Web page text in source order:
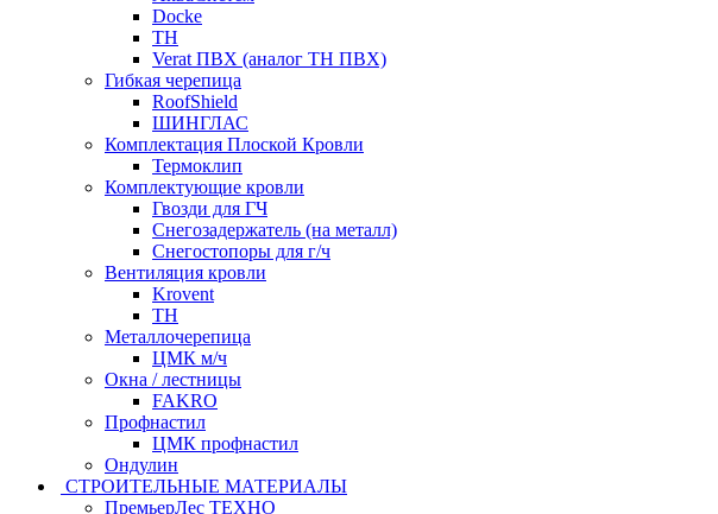
Docke
ТН
Verat ПВХ (аналог ТН ПВХ)
Гибкая черепица
RoofShield
ШИНГЛАС
Комплектация Плоской Кровли
Термоклип
Комплектующие кровли
Гвозди для ГЧ
Снегозадержатель (на металл)
Снегостопоры для г/ч
Вентиляция кровли
Krovent
ТН
Металлочерепица
ЦМК м/ч
Окна / лестницы
FAKRO
Профнастил
ЦМК профнастил
Ондулин
СТРОИТЕЛЬНЫЕ МАТЕРИАЛЫ
ПремьерЛес ТЕХНО